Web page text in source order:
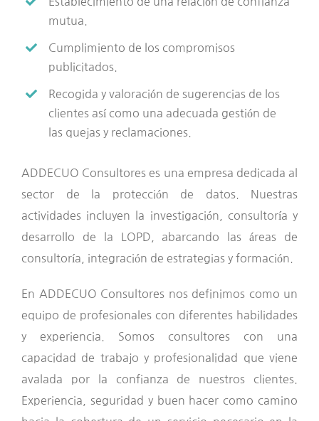
mutua.
Cumplimiento de los compromisos
publicitados.
Recogida y valoración de sugerencias de los
clientes así como una adecuada gestión de
las quejas y reclamaciones.
ADDECUO Consultores es una empresa dedicada al
sector de la protección de datos. Nuestras
actividades incluyen la investigación, consultoría y
desarrollo de la LOPD, abarcando las áreas de
consultoría, integración de estrategias y formación.
En ADDECUO Consultores nos definimos como un
equipo de profesionales con diferentes habilidades
y experiencia. Somos consultores con una
capacidad de trabajo y profesionalidad que viene
avalada por la confianza de nuestros clientes.
Experiencia, seguridad y buen hacer como camino